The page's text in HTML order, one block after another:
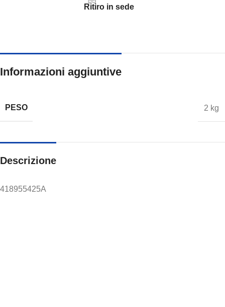
Ritiro in sede
Informazioni aggiuntive
PESO 2 kg
Descrizione
418955425A